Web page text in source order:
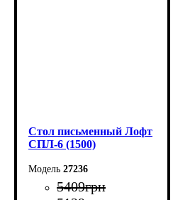
Стол письменный Лофт
СПЛ-6 (1500)
27236
5409грн